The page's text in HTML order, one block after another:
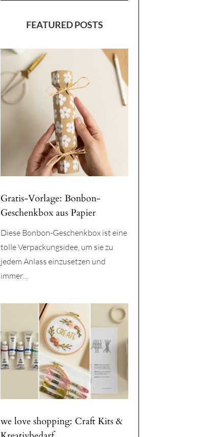
FEATURED POSTS
Gratis-Vorlage: Bonbon-
Geschenkbox aus Papier
Diese Bonbon-Geschenkbox ist eine
tolle Verpackungsidee, um sie zu
jedem Anlass einzusetzen und
immer…
we love shopping: Craft Kits &